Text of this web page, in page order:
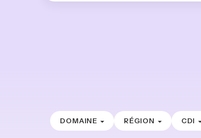
DOMAINE RÉGION CDI